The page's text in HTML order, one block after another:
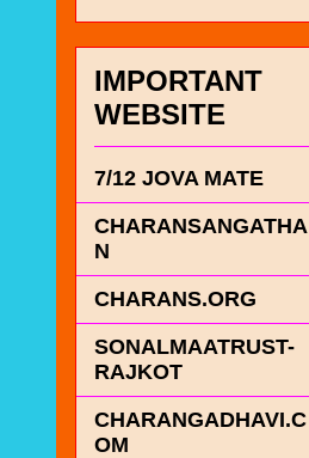
IMPORTANT
WEBSITE
7/12 JOVA MATE
CHARANSANGATHA
N
CHARANS.ORG
SONALMAATRUST-
RAJKOT
CHARANGADHAVI.C
OM